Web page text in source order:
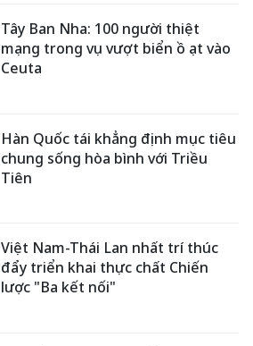
Tây Ban Nha: 100 người thiệt
mạng trong vụ vượt biển ồ ạt vào
Ceuta
Hàn Quốc tái khẳng định mục tiêu
chung sống hòa bình với Triều
Tiên
Việt Nam-Thái Lan nhất trí thúc
đẩy triển khai thực chất Chiến
lược "Ba kết nối"